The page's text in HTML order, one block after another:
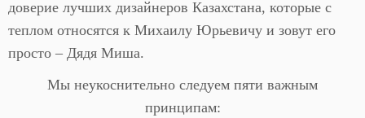
доверие лучших дизайнеров Казахстана, которые с
теплом относятся к Михаилу Юрьевичу и зовут его
просто – Дядя Миша.
Мы неукоснительно следуем пяти важным
принципам: